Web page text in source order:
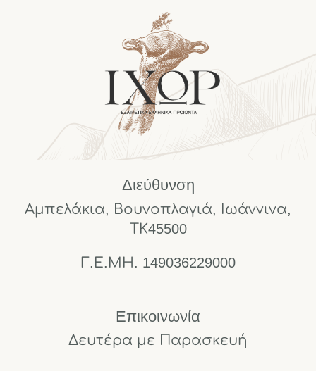
Διεύθυνση
Αμπελάκια, Βουνοπλαγιά, Ιωάννινα,
ΤΚ45500
Γ.Ε.ΜΗ. 149036229000
Επικοινωνία
Δευτέρα με Παρασκευή